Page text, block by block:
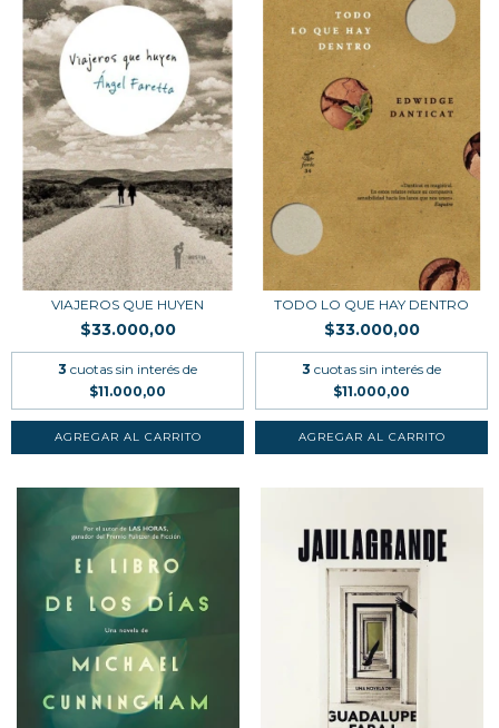
VIAJEROS QUE HUYEN
$33.000,00
3 cuotas sin interés de
$11.000,00
TODO LO QUE HAY DENTRO
$33.000,00
3 cuotas sin interés de
$11.000,00